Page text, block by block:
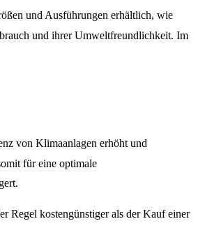
und Ausführungen erhältlich, wie
und ihrer Umweltfreundlichkeit. Im
von Klimaanlagen erhöht und
für eine optimale
Regel kostengünstiger als der Kauf einer